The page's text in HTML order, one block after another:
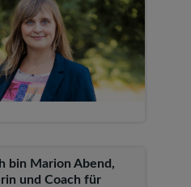
bin Marion Abend,
und Coach für